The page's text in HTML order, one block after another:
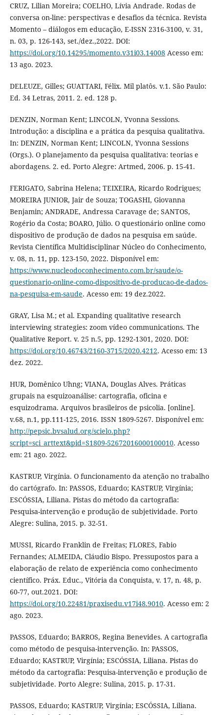
CRUZ, Lilian Moreira; COELHO, Lívia Andrade. Rodas de
conversa on-line: perspectivas e desafios da técnica. Revista
Momento – diálogos em educação, E-ISSN 2316-3100, v. 31,
n. 03, p. 126-143, set./dez.,2022. DOI:
https://doi.org/10.14295/momento.v31i03.14008Acesso em:
13 ago. 2023.
DELEUZE, Gilles; GUATTARI, Félix. Mil platôs. v.1. São Paulo:
Ed. 34 Letras, 2011. 2. ed. 128 p.
DENZIN, Norman Kent; LINCOLN, Yvonna Sessions.
Introdução: a disciplina e a prática da pesquisa qualitativa.
In: DENZIN, Norman Kent; LINCOLN, Yvonna Sessions
(Orgs.). O planejamento da pesquisa qualitativa: teorias e
abordagens. 2. ed. Porto Alegre: Artmed, 2006. p. 15-41.
FERIGATO, Sabrina Helena; TEIXEIRA, Ricardo Rodrigues;
MOREIRA JUNIOR, Jair de Souza; TOGASHI, Giovanna
Benjamin; ANDRADE, Andressa Caravage de; SANTOS,
Rogério da Costa; BOARO, Júlio. O questionário online como
dispositivo de produção de dados na pesquisa em saúde.
Revista Científica Multidisciplinar Núcleo do Conhecimento,
v. 08, n. 11, pp. 123-150, 2022. Disponível em:
https://www.nucleodoconhecimento.com.br/saude/o-
questionario-online-como-dispositivo-de-producao-de-dados-
na-pesquisa-em-saude. Acesso em: 19 dez.2022.
GRAY, Lisa M.; et al. Expanding qualitative research
interviewing strategies: zoom vídeo communications. The
Qualitative Report. v. 25 n.5, pp. 1292-1301, 2020. DOI:
https://doi.org/10.46743/2160-3715/2020.4212. Acesso em: 13
dez. 2022.
HUR, Domênico Uhng; VIANA, Douglas Alves. Práticas
grupais na esquizoanálise: cartografia, oficina e
esquizodrama. Arquivos brasileiros de psicolia. [online].
v.68, n.1, pp.111-125, 2016. ISSN 1809-5267. Disponível em:
http://pepsic.bvsalud.org/scielo.php?
script=sci_arttext&pid=S1809-52672016000100010. Acesso
em: 21 ago. 2022.
KASTRUP, Virgínia. O funcionamento da atenção no trabalho
do cartógrafo. In: PASSOS, Eduardo; KASTRUP, Virgínia;
ESCÓSSIA, Liliana. Pistas do método da cartografia:
Pesquisa-intervenção e produção de subjetividade. Porto
Alegre: Sulina, 2015. p. 32-51.
MUSSI, Ricardo Franklin de Freitas; FLORES, Fabio
Fernandes; ALMEIDA, Cláudio Bispo. Pressupostos para a
elaboração de relato de experiência como conhecimento
científico. Práx. Educ., Vitória da Conquista, v. 17, n. 48, p.
60-77, out.2021. DOI:
https://doi.org/10.22481/praxisedu.v17i48.9010. Acesso em: 2
ago. 2023.
PASSOS, Eduardo; BARROS, Regina Benevides. A cartografia
como método de pesquisa-intervenção. In: PASSOS,
Eduardo; KASTRUP, Virgínia; ESCÓSSIA, Liliana. Pistas do
método da cartografia: Pesquisa-intervenção e produção de
subjetividade. Porto Alegre: Sulina, 2015. p. 17-31.
PASSOS, Eduardo; KASTRUP, Virgínia; ESCÓSSIA, Liliana.